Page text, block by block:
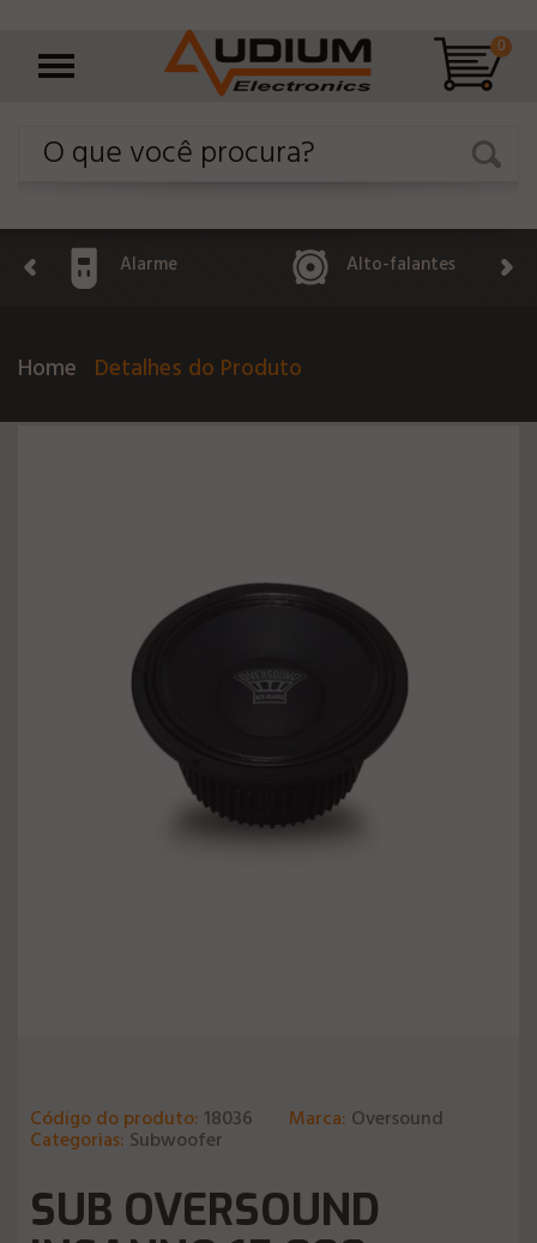
0
Alarme Alto-falantes
Home Detalhes do Produto
Código do produto: 18036 Marca: Oversound
Categorias: Subwoofer
SUB OVERSOUND